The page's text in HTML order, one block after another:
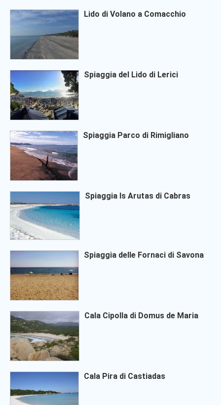
Lido di Volano a Comacchio
Spiaggia del Lido di Lerici
Spiaggia Parco di Rimigliano
Spiaggia Is Arutas di Cabras
Spiaggia delle Fornaci di Savona
Cala Cipolla di Domus de Maria
Cala Pira di Castiadas